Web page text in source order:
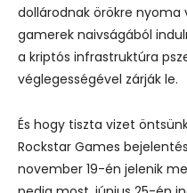
dollárodnak örökre nyoma
gamerek naivságából
a kriptós infrastruktúra
véglegességével zárják le.
És hogy tiszta vizet
Rockstar Games
november 19-én jelenik